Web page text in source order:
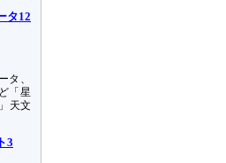
タ12
タ、
「星
天文
3